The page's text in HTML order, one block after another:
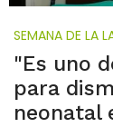
SEMANA DE LA
"Es uno
para
neonatal